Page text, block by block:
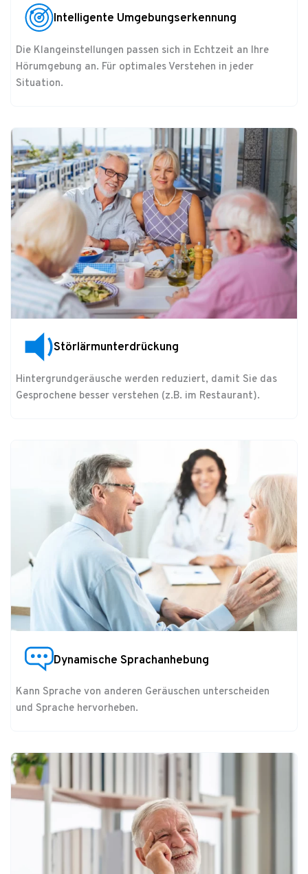
Intelligente Umgebungserkennung
Die Klangeinstellungen passen sich in Echtzeit an Ihre
Hörumgebung an. Für optimales Verstehen in jeder
Situation.
Störlärmunterdrückung
Hintergrundgeräusche werden reduziert, damit Sie das
Gesprochene besser verstehen (z.B. im Restaurant).
Dynamische Sprachanhebung
Kann Sprache von anderen Geräuschen unterscheiden
und Sprache hervorheben.